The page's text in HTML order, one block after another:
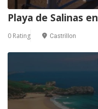
Playa de Salinas en
0 Rating Castrillon